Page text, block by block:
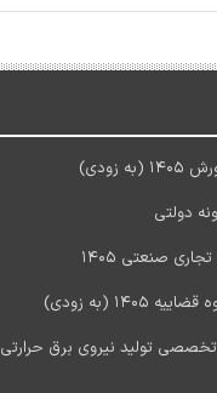
دولتی
صنعتی 1405
(به زودی)
نیروی برق حرارتی 1405 (استخدام جدید)